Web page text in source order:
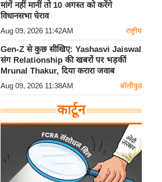
मांगें नहीं मानीं तो 10 अगस्त को करेंगे
विधानसभा घेराव
Aug 09, 2026 11:42AM राष्ट्रीय
Gen-Z से कुछ सीखिए: Yashasvi Jaiswal
संग Relationship की खबरों पर भड़कीं
Mrunal Thakur, दिया करारा जवाब
Aug 09, 2026 11:38AM बॉलीवुड
कार्टून